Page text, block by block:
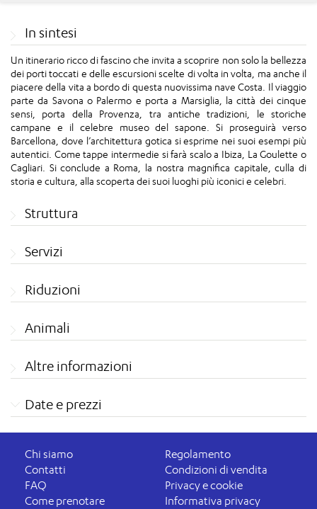
In sintesi
Un itinerario ricco di fascino che invita a scoprire non solo la bellezza
dei porti toccati e delle escursioni scelte di volta in volta, ma anche il
piacere della vita a bordo di questa nuovissima nave Costa. Il viaggio
parte da Savona o Palermo e porta a Marsiglia, la città dei cinque
sensi, porta della Provenza, tra antiche tradizioni, le storiche
campane e il celebre museo del sapone. Si proseguirà verso
Barcellona, dove l’architettura gotica si esprime nei suoi esempi più
autentici. Come tappe intermedie si farà scalo a Ibiza, La Goulette o
Cagliari. Si conclude a Roma, la nostra magnifica capitale, culla di
storia e cultura, alla scoperta dei suoi luoghi più iconici e celebri.
Struttura
Servizi
Riduzioni
Animali
Altre informazioni
Date e prezzi
Chi siamo
Contatti
FAQ
Come prenotare
Regolamento
Condizioni di vendita
Privacy e cookie
Informativa privacy